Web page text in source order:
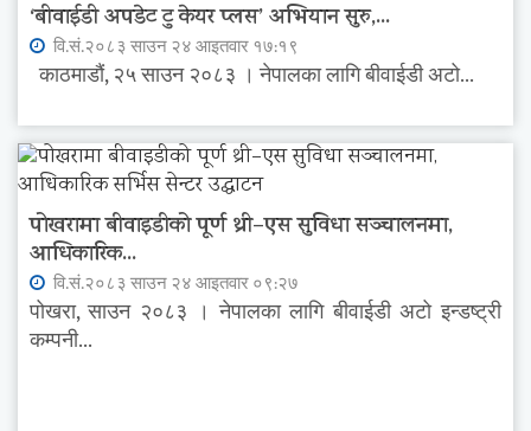
‘बीवाईडी अपडेट टु केयर प्लस’ अभियान सुरु,...
वि.सं.२०८३ साउन २४ आइतवार १७:१९
काठमाडौं, २५ साउन २०८३ । नेपालका लागि बीवाईडी अटो...
पोखरामा बीवाइडीको पूर्ण थ्री–एस सुविधा सञ्चालनमा,
आधिकारिक...
वि.सं.२०८३ साउन २४ आइतवार ०९:२७
पोखरा, साउन २०८३ । नेपालका लागि बीवाईडी अटो इन्डष्ट्री
कम्पनी...